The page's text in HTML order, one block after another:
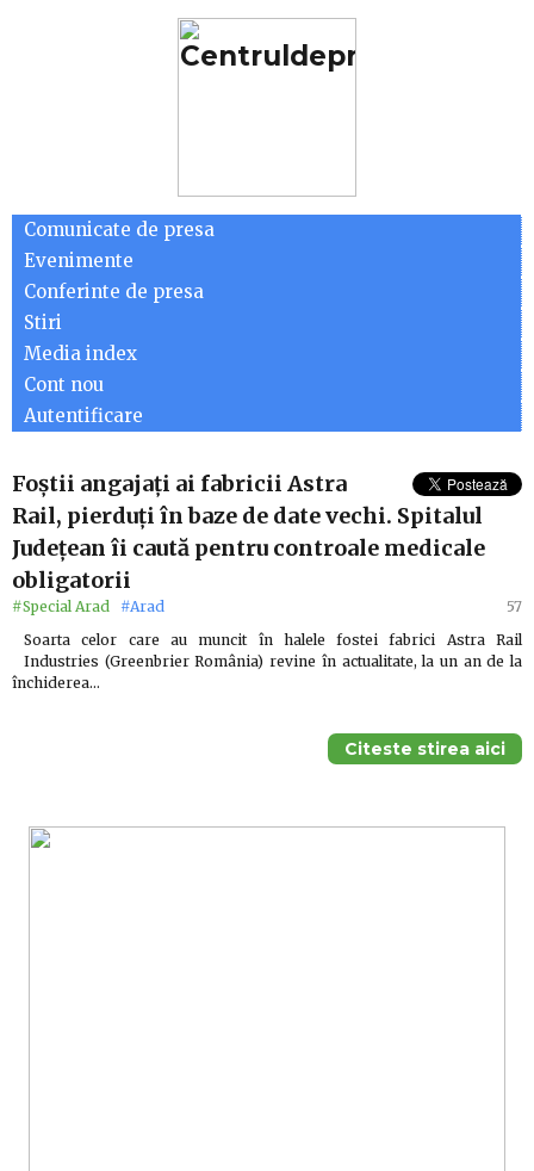
Comunicate de presa
Evenimente
Conferinte de presa
Stiri
Media index
Cont nou
Autentificare
Foștii angajați ai fabricii Astra
Rail, pierduți în baze de date vechi. Spitalul
Județean îi caută pentru controale medicale
obligatorii
#Special Arad #Arad
57
Soarta celor care au muncit în halele fostei fabrici Astra Rail
Industries (Greenbrier România) revine în actualitate, la un an de la
închiderea…
Citeste stirea aici